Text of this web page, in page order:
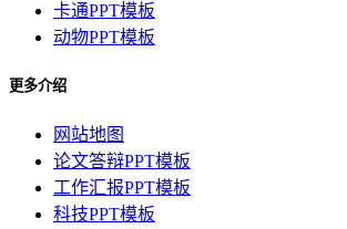
卡通PPT模板
动物PPT模板
更多介绍
网站地图
论文答辩PPT模板
工作汇报PPT模板
科技PPT模板